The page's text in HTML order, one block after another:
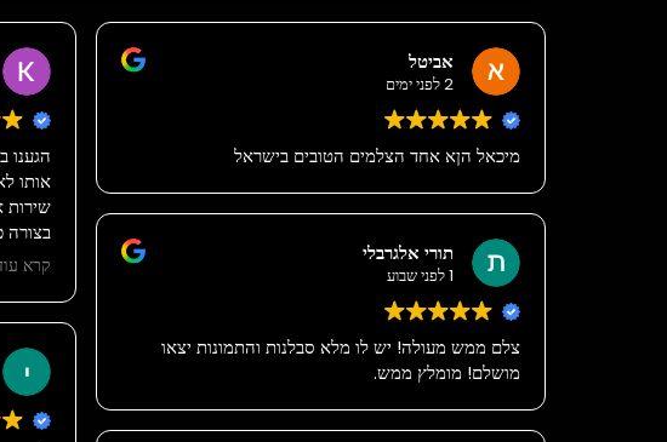
הגענו
אותו
שירות
בצורה
רבה
קרא
אביטל
2 לפני ימים
מיכאל הןא אחד הצלמים הטובים בישראל
תורי אלגרבלי
1 לפני שבוע
צלם ממש מעולה! יש לו מלא סבלנות והתמונות יצאו
מושלם! מומלץ ממש.